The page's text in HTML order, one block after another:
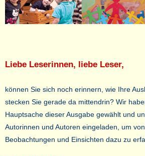
Liebe Leserinnen, liebe Leser,
können Sie sich noch erinnern, wie Ihre
stecken Sie gerade da mittendrin? Wir
Hauptsache dieser Ausgabe gewählt und
Autorinnen und Autoren eingeladen, um
Beobachtungen und Einsichten dazu zu